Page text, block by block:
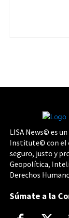
LISA News© es
Institute© con el
seguro, justo y
Geopolítica,
Derechos
Súmate a la